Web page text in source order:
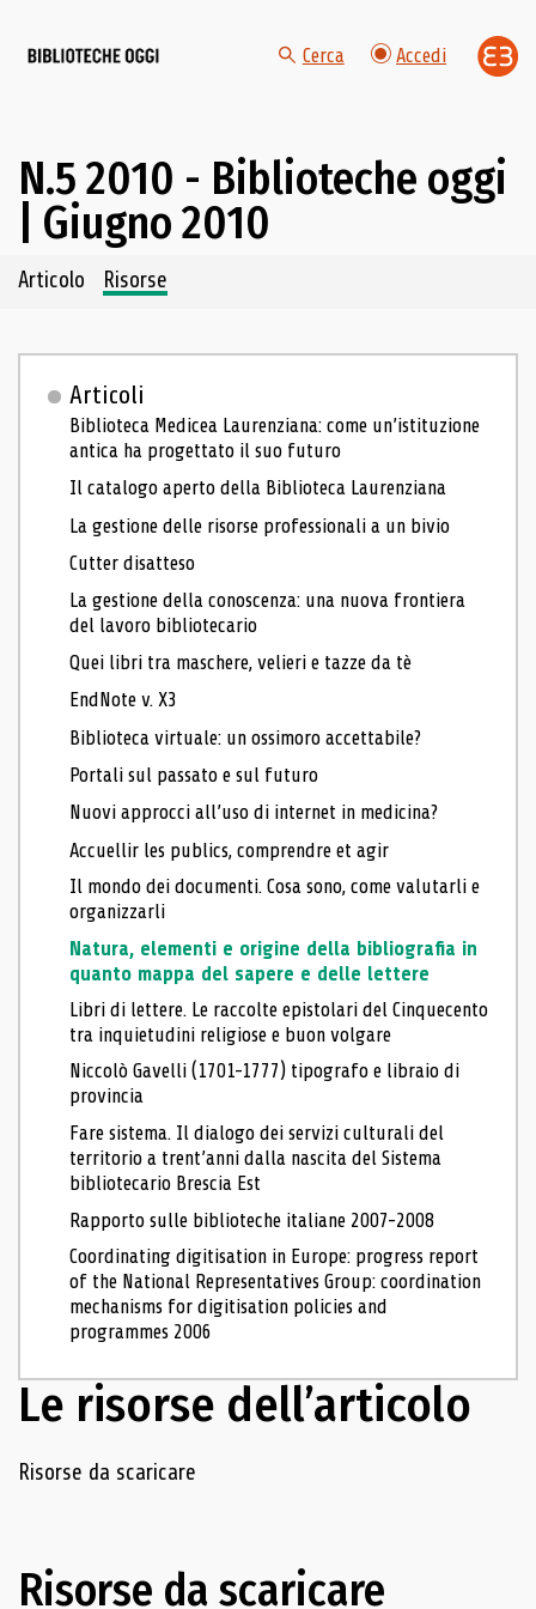
Cerca Accedi
N.5 2010 - Biblioteche oggi
| Giugno 2010
Navigazione dei contenuti del fascicolo
Articolo Risorse
Articoli
Biblioteca Medicea Laurenziana: come un’istituzione
antica ha progettato il suo futuro
Il catalogo aperto della Biblioteca Laurenziana
La gestione delle risorse professionali a un bivio
Cutter disatteso
La gestione della conoscenza: una nuova frontiera
del lavoro bibliotecario
Quei libri tra maschere, velieri e tazze da tè
EndNote v. X3
Biblioteca virtuale: un ossimoro accettabile?
Portali sul passato e sul futuro
Nuovi approcci all’uso di internet in medicina?
Accuellir les publics, comprendre et agir
Il mondo dei documenti. Cosa sono, come valutarli e
organizzarli
Natura, elementi e origine della bibliografia in
quanto mappa del sapere e delle lettere
Libri di lettere. Le raccolte epistolari del Cinquecento
tra inquietudini religiose e buon volgare
Niccolò Gavelli (1701-1777) tipografo e libraio di
provincia
Fare sistema. Il dialogo dei servizi culturali del
territorio a trent’anni dalla nascita del Sistema
bibliotecario Brescia Est
Rapporto sulle biblioteche italiane 2007-2008
Coordinating digitisation in Europe: progress report
of the National Representatives Group: coordination
mechanisms for digitisation policies and
programmes 2006
Le risorse dell’articolo
Navigazione delle risorse
Risorse da scaricare
Risorse da scaricare